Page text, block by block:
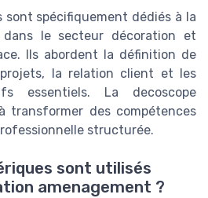
sont spécifiquement dédiés à la
dans le secteur décoration et
Ils abordent la définition de
la relation client et les
essentiels. La decoscope
transformer des compétences
structurée.
sont utilisés
amenagement ?